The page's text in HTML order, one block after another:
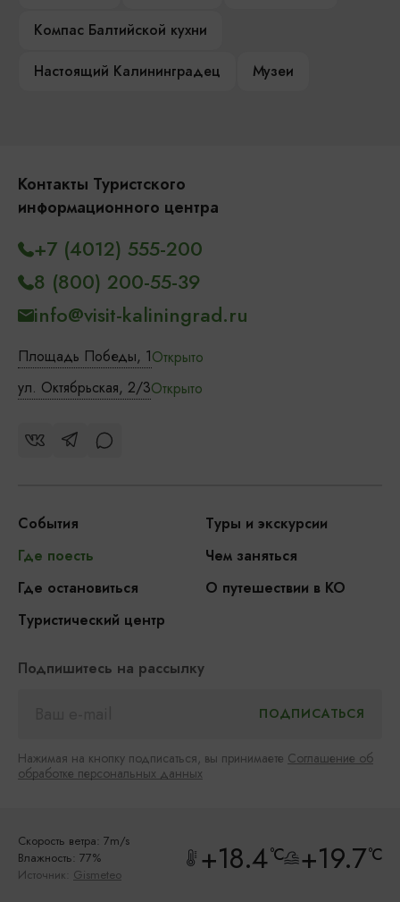
Компас Балтийской кухни
Настоящий Калининградец
Музеи
Контакты Туристского
информационного центра
Площадь Победы, 1Открыто
ул. Октябрьская, 2/3Открыто
+7 (4012) 555-200
8 (800) 200-55-39
info@visit-kaliningrad.ru
События
Туры и экскурсии
Где поесть
Чем заняться
Где остановиться
О путешествии в КО
Туристический центр
Подпишитесь на рассылку
Нажимая на кнопку подписаться, вы принимаете Соглашение об
обработке персональных данных
Скорость ветра: 7m/s
Влажность: 77%
Источник: Gismeteo +18.4°C +19.7°C